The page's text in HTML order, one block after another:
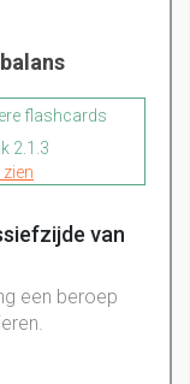
flashcards
2.1.3
van
een beroep